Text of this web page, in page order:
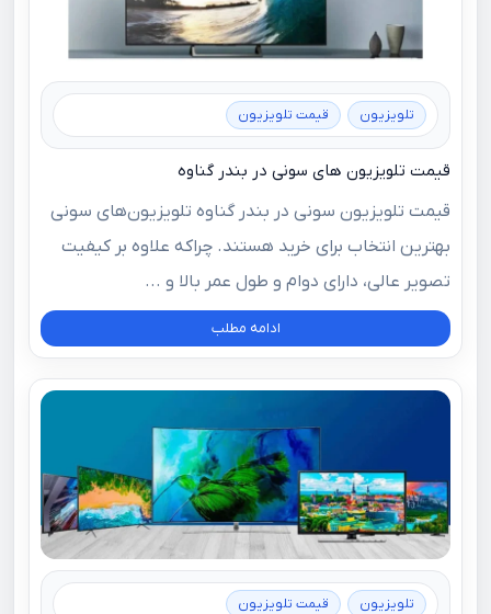
تلویزیون قیمت تلویزیون
قیمت تلویزیون های سونی در بندر گناوه
قیمت تلویزیون سونی در بندر گناوه تلویزیون‌های سونی
بهترین انتخاب برای خرید هستند. چراکه علاوه بر کیفیت
تصویر عالی، دارای دوام و طول عمر بالا و ...
ادامه مطلب
تلویزیون قیمت تلویزیون